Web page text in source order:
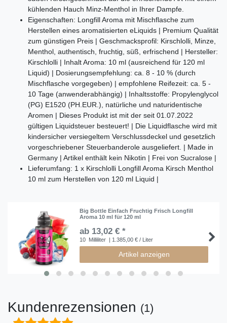
kühlenden Hauch Minz-Menthol in Ihrer Dampfe.
Eigenschaften: Longfill Aroma mit Mischflasche zum
Herstellen eines aromatisierten eLiquids | Premium Qualität
zum günstigen Preis | Geschmacksprofil: Kirschlolli, Minze,
Menthol, authentisch, fruchtig, süß, erfrischend | Hersteller:
Kirschlolli | Inhalt Aroma: 10 ml (ausreichend für 120 ml
Liquid) | Dosierungsempfehlung: ca. 8 - 10 % (durch
Mischflasche vorgegeben) | empfohlene Reifezeit: ca. 5 -
10 Tage (anwenderabhängig) | Inhaltsstoffe: Propylenglycol
(PG) E1520 (PH.EUR.), natürliche und naturidentische
Aromen | Dieses Produkt ist mit der seit 01.07.2022
gültigen Liquidsteuer besteuert! | Die Liquidflasche wird mit
kindersicher versiegeltem Verschlussdeckel und gesetzlich
vorgeschriebener Steuerbanderole ausgeliefert. | Made in
Germany | Artikel enthält kein Nikotin | Frei von Sucralose |
Lieferumfang: 1 x Kirschlolli Longfill Aroma Kirsch Menthol
10 ml zum Herstellen von 120 ml Liquid |
Big Bottle Einfach Fruchtig Frisch Longfill
Aroma 10 ml für 120 ml
ab 13,02 € *
10 Milliliter | 1.385,00 € / Liter
Artikel anzeigen
Kundenrezensionen (1)